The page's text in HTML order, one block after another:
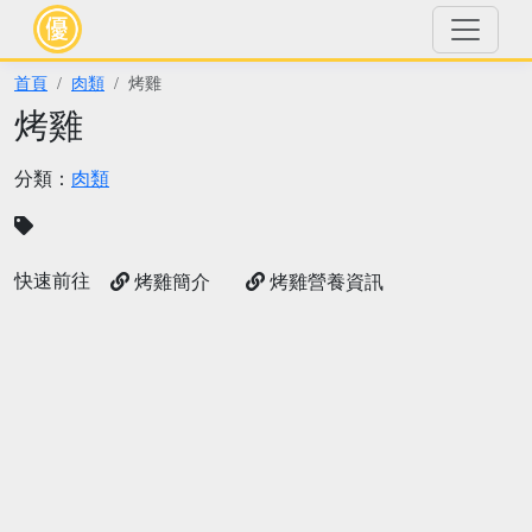
首頁 肉類 烤雞
烤雞
分類： 肉類
快速前往 烤雞簡介 烤雞營養資訊